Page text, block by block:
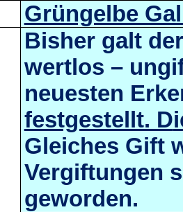
Grüngelbe
Bisher galt
wertlos –
neuesten
festgestellt. D
Gleiches Gift
Vergiftungen
geworden.